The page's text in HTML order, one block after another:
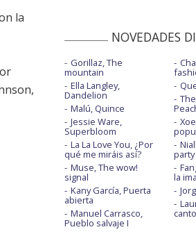
la
NOVEDADES
Gorillaz, The
mountain
Ella Langley,
Dandelion
Malú, Quince
Jessie Ware,
Superbloom
La La Love You, ¿Por
qué me miráis así?
Muse, The wow!
signal
Kany García, Puerta
abierta
Manuel Carrasco,
Pueblo salvaje I
party
la